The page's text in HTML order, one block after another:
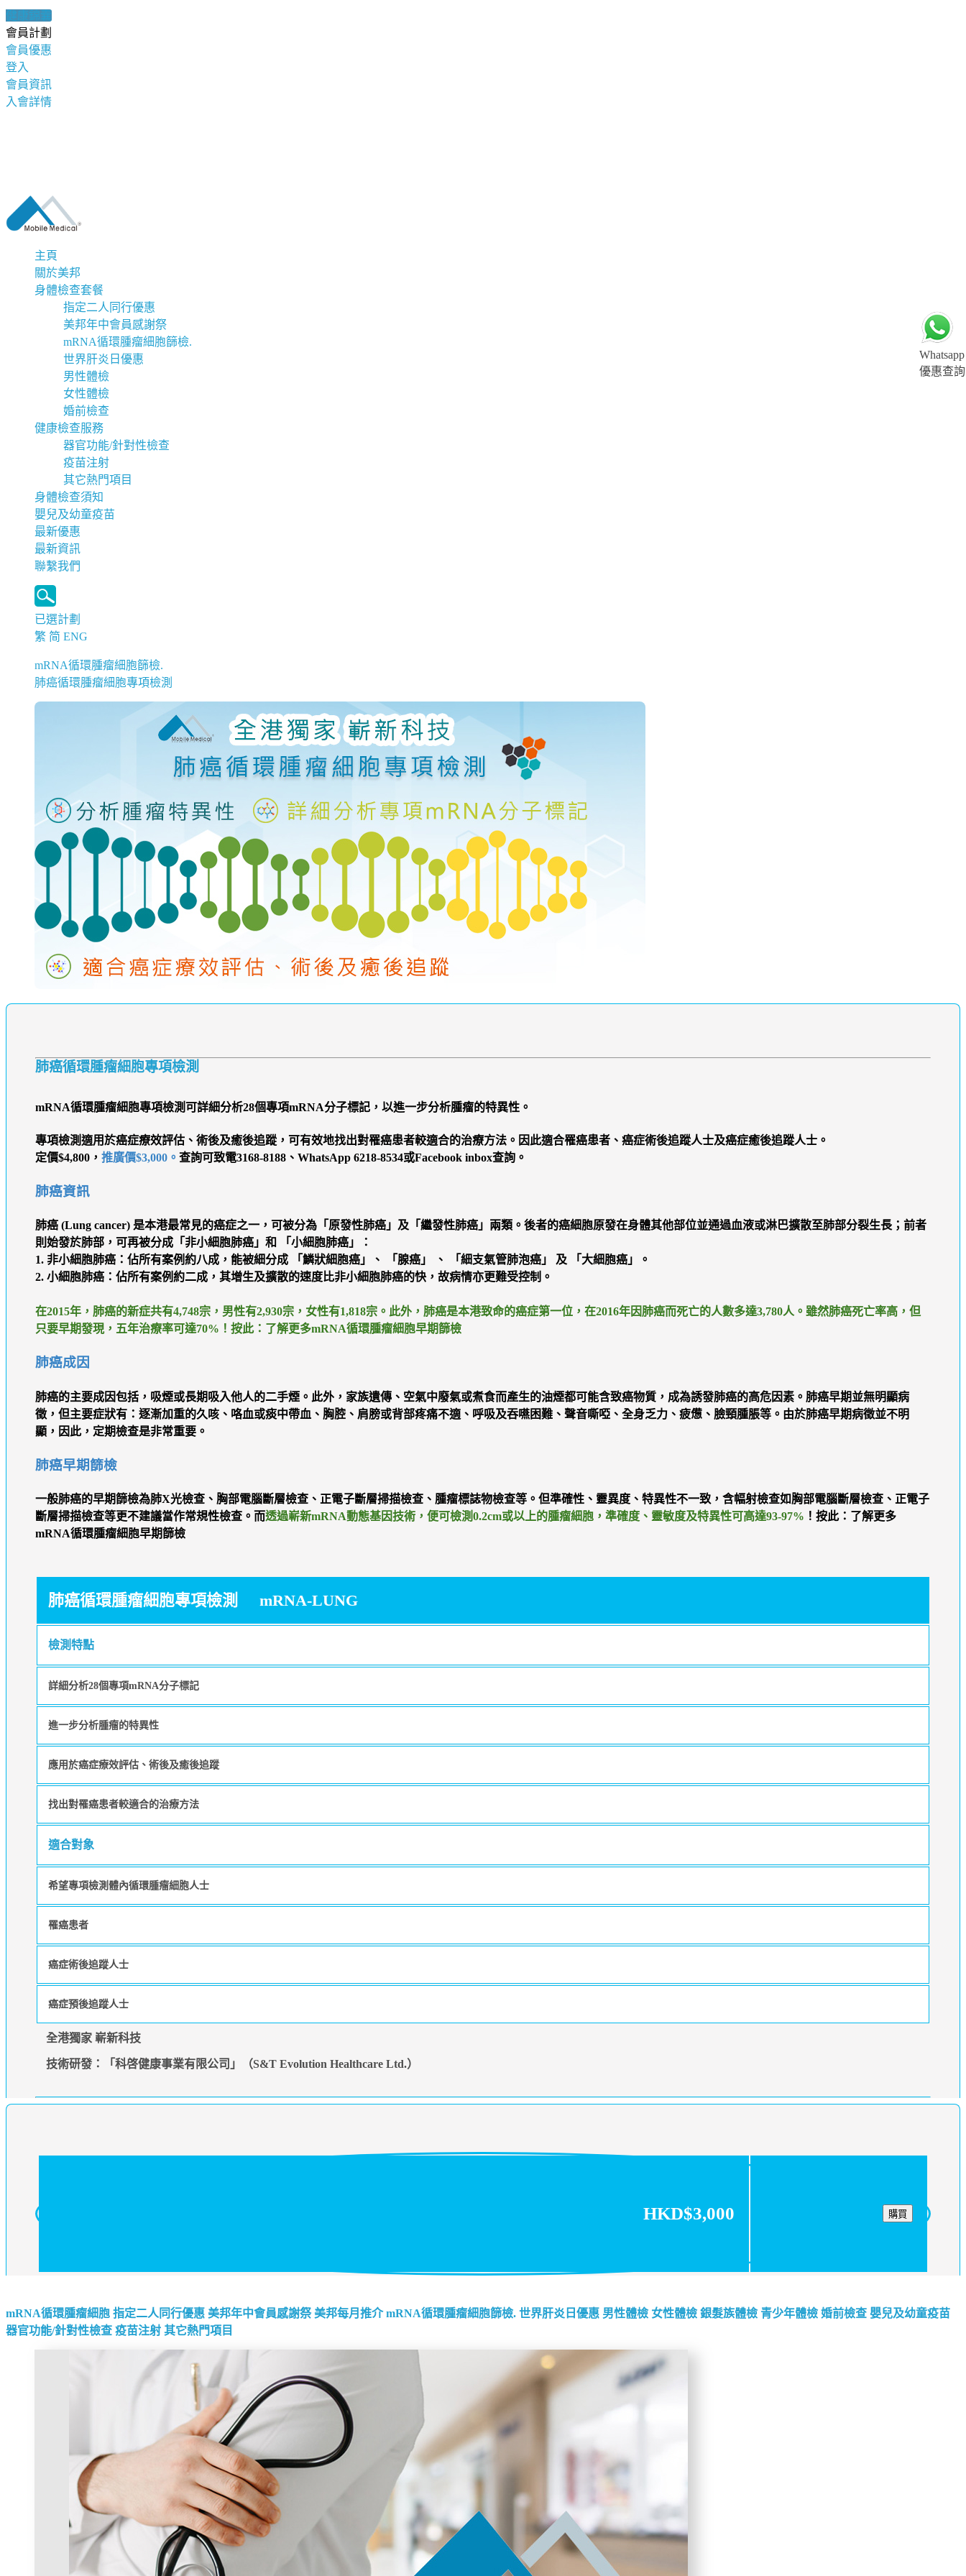
健康錦囊
會員計劃
會員優惠
登入
會員資訊
入會詳情
主頁
關於美邦
身體檢查套餐
指定二人同行優惠
美邦年中會員感謝祭
mRNA循環腫瘤細胞篩檢.
世界肝炎日優惠
男性體檢
女性體檢
婚前檢查
健康檢查服務
器官功能/針對性檢查
疫苗注射
其它熱門項目
身體檢查須知
嬰兒及幼童疫苗
最新優惠
最新資訊
聯繫我們
已選計劃
繁 简 ENG
Whatsapp
優惠查詢
mRNA循環腫瘤細胞篩檢.
肺癌循環腫瘤細胞專項檢測
肺癌循環腫瘤細胞專項檢測
mRNA循環腫瘤細胞專項檢測可詳細分析28個專項mRNA分子標記，以進一步分析腫瘤的特異性。
專項檢測適用於癌症療效評估、術後及癒後追蹤，可有效地找出對罹癌患者較適合的治療方法。因此適合罹癌患者、癌症術後追蹤人士及癌症癒後追蹤人士。
定價$4,800， 推廣價$3,000。 查詢可致電3168-8188、WhatsApp 6218-8534或Facebook inbox查詢。
肺癌資訊
肺癌 (Lung cancer) 是本港最常見的癌症之一，可被分為「原發性肺癌」及「繼發性肺癌」兩類。後者的癌細胞原發在身體其他部位並通過血液或淋巴擴散至肺部分裂生長；前者
則始發於肺部，可再被分成「非小細胞肺癌」和 「小細胞肺癌」：
1. 非小細胞肺癌：佔所有案例約八成，能被細分成 「鱗狀細胞癌」、 「腺癌」 、 「細支氣管肺泡癌」 及 「大細胞癌」。
2. 小細胞肺癌：佔所有案例約二成，其增生及擴散的速度比非小細胞肺癌的快，故病情亦更難受控制。
在2015年，肺癌的新症共有4,748宗，男性有2,930宗，女性有1,818宗。此外，肺癌是本港致命的癌症第一位，在2016年因肺癌而死亡的人數多達3,780人。雖然肺癌死亡率高，但
只要早期發現，五年治療率可達70%！ 按此：了解更多mRNA循環腫瘤細胞早期篩檢
肺癌成因
肺癌的主要成因包括，吸煙或長期吸入他人的二手煙。此外，家族遺傳、空氣中廢氣或煮食而產生的油煙都可能含致癌物質，成為誘發肺癌的高危因素。肺癌早期並無明顯病
徵，但主要症狀有：逐漸加重的久咳、咯血或痰中帶血、胸腔、肩膀或背部疼痛不適、呼吸及吞嚥困難、聲音嘶啞、全身乏力、疲憊、臉頸腫脹等。由於肺癌早期病徵並不明
顯，因此，定期檢查是非常重要。
肺癌早期篩檢
一般肺癌的早期篩檢為肺X光檢查、胸部電腦斷層檢查、正電子斷層掃描檢查、腫瘤標誌物檢查等。但準確性、靈異度、特異性不一致，含幅射檢查如胸部電腦斷層檢查、正電子
斷層掃描檢查等更不建議當作常規性檢查。而透過嶄新mRNA動態基因技術，便可檢測0.2cm或以上的腫瘤細胞，準確度、靈敏度及特異性可高達93-97% ！按此：了解更多
mRNA循環腫瘤細胞早期篩檢
肺癌循環腫瘤細胞專項檢測 mRNA-LUNG
檢測特點
詳細分析28個專項mRNA分子標記
進一步分析腫瘤的特異性
應用於癌症療效評估、術後及癒後追蹤
找出對罹癌患者較適合的治療方法
適合對象
希望專項檢測體內循環腫瘤細胞人士
罹癌患者
癌症術後追蹤人士
癌症預後追蹤人士
全港獨家 嶄新科技
技術研發：「科啓健康事業有限公司」（S&T Evolution Healthcare Ltd.）
HKD$3,000 購買
mRNA循環腫瘤細胞 指定二人同行優惠 美邦年中會員感謝祭 美邦每月推介 mRNA循環腫瘤細胞篩檢. 世界肝炎日優惠 男性體檢 女性體檢 銀髮族體檢 青少年體檢 婚前檢查 嬰兒及幼童疫苗
器官功能/針對性檢查 疫苗注射 其它熱門項目